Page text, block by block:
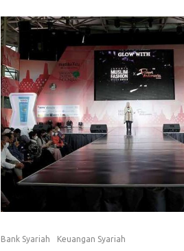
Bank Syariah Keuangan Syariah